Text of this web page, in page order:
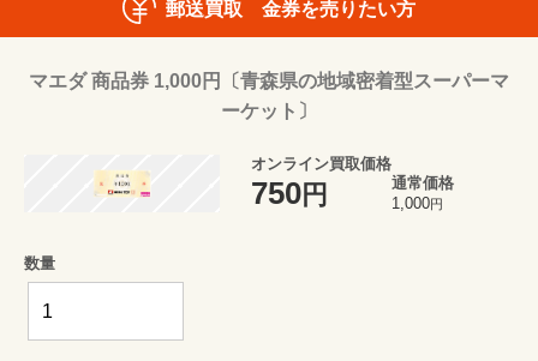
郵送買取 金券を売りたい方
マエダ 商品券 1,000円〔青森県の地域密着型スーパーマ
ーケット〕
オンライン買取価格
750円
通常価格
1,000円
数量